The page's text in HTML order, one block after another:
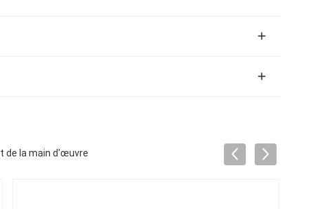
de la main d'œuvre